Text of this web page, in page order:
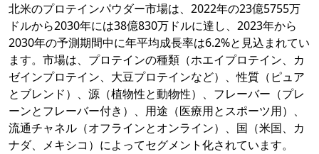
北米のプロテインパウダー市場は、2022年の23億5755万
ドルから2030年には38億830万ドルに達し、2023年から
2030年の予測期間中に年平均成長率は6.2%と見込まれてい
ます。市場は、プロテインの種類（ホエイプロテイン、カ
ゼインプロテイン、大豆プロテインなど）、性質（ピュア
とブレンド）、源（植物性と動物性）、フレーバー（プレ
ーンとフレーバー付き）、用途（医療用とスポーツ用）、
流通チャネル（オフラインとオンライン）、国（米国、カ
ナダ、メキシコ）によってセグメント化されています。